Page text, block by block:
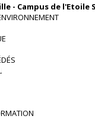
- Campus de l'Etoile